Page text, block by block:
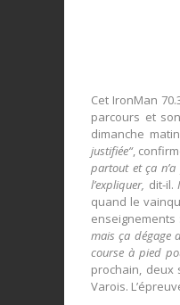
Cet IronMan
parcours et
dimanche
justifiée“,
partout et ça n’a
l’expliquer, dit-il.
quand le
enseignements :
mais ça dégage
course à pied
prochain, deux
Varois.